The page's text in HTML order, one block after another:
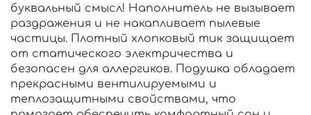
буквальный смысл! Наполнитель не вызывает
раздражения и не накапливает пылевые
частицы. Плотный хлопковый тик защищает
от статического электричества и
безопасен для аллергиков. Подушка обладает
прекрасными вентилируемыми и
теплозащитными свойствами, что